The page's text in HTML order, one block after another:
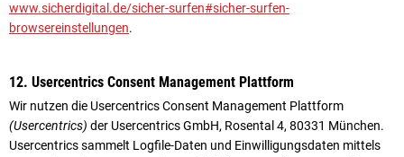
www.sicherdigital.de/sicher-surfen#sicher-surfen-
browsereinstellungen.
12. Usercentrics Consent Management Plattform
Wir nutzen die Usercentrics Consent Management Plattform
(Usercentrics) der Usercentrics GmbH, Rosental 4, 80331 München.
Usercentrics sammelt Logfile-Daten und Einwilligungsdaten mittels